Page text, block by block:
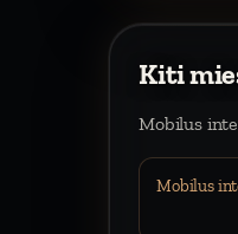
Kiti
Mobilus
Mobilus